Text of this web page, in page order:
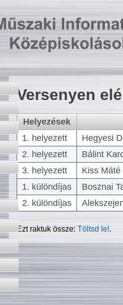
Versenyen
Helyezések
1. helyezett
Hegyesi
2. helyezett
Bálint
3. helyezett
Kiss
1. különdíjas
Bosznai
2. különdíjas
Ezt raktuk össze:Töltsd le!.